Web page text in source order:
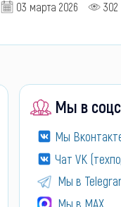
03 марта 2026 302
Мы в
Мы
Чат VK
Мы в
Мы в МАХ